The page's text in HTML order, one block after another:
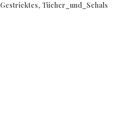
Gestricktes, Tücher_und_Schals